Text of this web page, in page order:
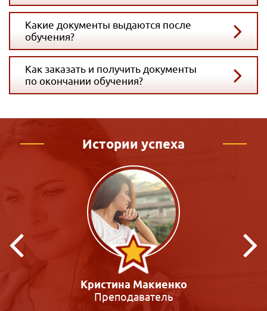
Какие документы выдаются после
обучения?
Как заказать и получить документы
по окончании обучения?
Истории успеха
Виктория Зацепина
Педагог-психолог